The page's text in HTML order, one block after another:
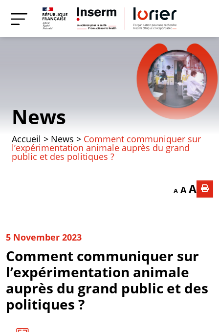
News
Accueil > News > Comment communiquer sur
l’expérimentation animale auprès du grand
public et des politiques ?
A
Decrease
A Reset
A
5 November 2023
Comment communiquer sur
l’expérimentation animale
auprès du grand public et des
politiques ?